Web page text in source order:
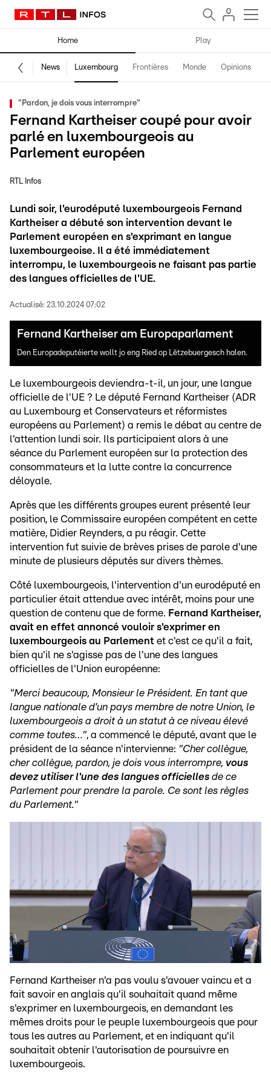
Home Play
News Luxembourg Frontières Monde Opinions
"Pardon, je dois vous interrompre"
Fernand Kartheiser coupé pour avoir
parlé en luxembourgeois au
Parlement européen
RTL Infos
Lundi soir, l'eurodéputé luxembourgeois Fernand
Kartheiser a débuté son intervention devant le
Parlement européen en s'exprimant en langue
luxembourgeoise. Il a été immédiatement
interrompu, le luxembourgeois ne faisant pas partie
des langues officielles de l'UE.
Actualisé: 23.10.2024 07:02
Fernand Kartheiser am Europaparlament
Den Europadeputéierte wollt jo eng Ried op Lëtzebuergesch halen.
Le luxembourgeois deviendra-t-il, un jour, une langue
officielle de l'UE ? Le député Fernand Kartheiser (ADR
au Luxembourg et Conservateurs et réformistes
européens au Parlement) a remis le débat au centre de
l'attention lundi soir. Ils participaient alors à une
séance du Parlement européen sur la protection des
consommateurs et la lutte contre la concurrence
déloyale.
Après que les différents groupes eurent présenté leur
position, le Commissaire européen compétent en cette
matière, Didier Reynders, a pu réagir. Cette
intervention fut suivie de brèves prises de parole d'une
minute de plusieurs députés sur divers thèmes.
Côté luxembourgeois, l'intervention d'un eurodéputé en
particulier était attendue avec intérêt, moins pour une
question de contenu que de forme. Fernand Kartheiser,
avait en effet annoncé vouloir s'exprimer en
luxembourgeois au Parlement et c'est ce qu'il a fait,
bien qu'il ne s'agisse pas de l'une des langues
officielles de l'Union européenne:
"Merci beaucoup, Monsieur le Président. En tant que
langue nationale d’un pays membre de notre Union, le
luxembourgeois a droit à un statut à ce niveau élevé
comme toutes…", a commencé le député, avant que le
président de la séance n'intervienne: "Cher collègue,
cher collègue, pardon, je dois vous interrompre, vous
devez utiliser l'une des langues officielles de ce
Parlement pour prendre la parole. Ce sont les règles
du Parlement."
Fernand Kartheiser n'a pas voulu s'avouer vaincu et a
fait savoir en anglais qu'il souhaitait quand même
s'exprimer en luxembourgeois, en demandant les
mêmes droits pour le peuple luxembourgeois que pour
tous les autres au Parlement, et en indiquant qu'il
souhaitait obtenir l'autorisation de poursuivre en
luxembourgeois.